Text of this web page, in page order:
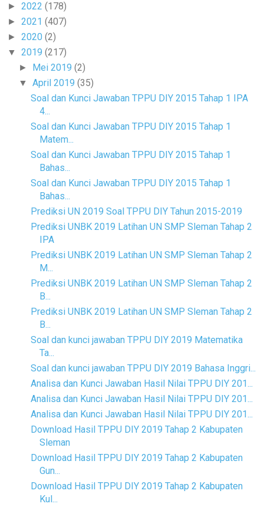
► 2022 (178)
► 2021 (407)
► 2020 (2)
▼ 2019 (217)
► Mei 2019(2)
▼April 2019(35)
Soal dan Kunci Jawaban TPPU DIY 2015 Tahap 1 IPA
4...
Soal dan Kunci Jawaban TPPU DIY 2015 Tahap 1
Matem...
Soal dan Kunci Jawaban TPPU DIY 2015 Tahap 1
Bahas...
Soal dan Kunci Jawaban TPPU DIY 2015 Tahap 1
Bahas...
Prediksi UN 2019 Soal TPPU DIY Tahun 2015-2019
Prediksi UNBK 2019 Latihan UN SMP Sleman Tahap 2
IPA
Prediksi UNBK 2019 Latihan UN SMP Sleman Tahap 2
M...
Prediksi UNBK 2019 Latihan UN SMP Sleman Tahap 2
B...
Prediksi UNBK 2019 Latihan UN SMP Sleman Tahap 2
B...
Soal dan kunci jawaban TPPU DIY 2019 Matematika
Ta...
Soal dan kunci jawaban TPPU DIY 2019 Bahasa Inggri...
Analisa dan Kunci Jawaban Hasil Nilai TPPU DIY 201...
Analisa dan Kunci Jawaban Hasil Nilai TPPU DIY 201...
Analisa dan Kunci Jawaban Hasil Nilai TPPU DIY 201...
Download Hasil TPPU DIY 2019 Tahap 2 Kabupaten
Sleman
Download Hasil TPPU DIY 2019 Tahap 2 Kabupaten
Gun...
Download Hasil TPPU DIY 2019 Tahap 2 Kabupaten
Kul...